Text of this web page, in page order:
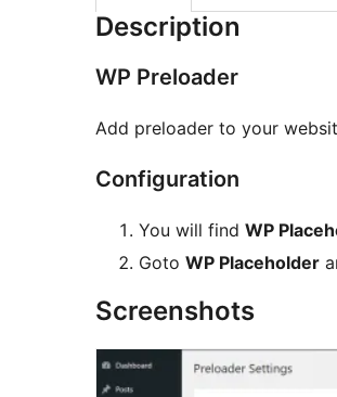
Description
WP Preloader
Add preloader to your
Configuration
You will find WP
Goto WP Placeholder
Screenshots